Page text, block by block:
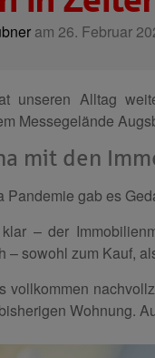
am 26. Februar
unseren Alltag
Messegelände
mit den
Pandemie gab es
– der
– sowohl zum Kauf,
vollkommen
Wohnung.